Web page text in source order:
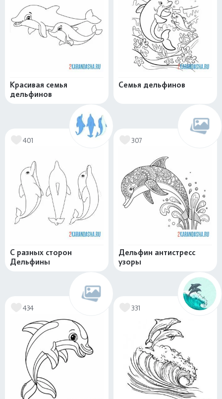
Красивая семья
дельфинов
Семья дельфинов
401
С разных сторон
Дельфины
307
Дельфин антистресс
узоры
434 331